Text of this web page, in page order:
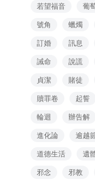
若望福音
葡
號角
蠟燭
訂婚
訊息
誡命
說謊
貞潔
賭徒
贖罪卷
起誓
輪迴
辦告解
進化論
逾越
道德生活
遺
邪念
邪教